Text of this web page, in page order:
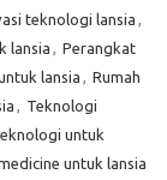
teknologi lansia ,
lansia , Perangkat
lansia , Rumah
, Teknologi
untuk
untuk lansia